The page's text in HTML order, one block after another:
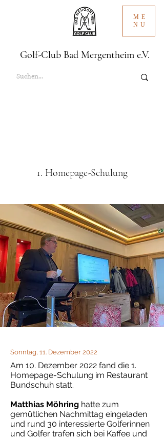
ME
NU
Golf-Club Bad Mergentheim e.V.
1. Homepage-Schulung
Sonntag, 11. Dezember 2022
Am 10. Dezember 2022 fand die 1.
Homepage-Schulung im Restaurant
Bundschuh statt.
Matthias Möhring hatte zum
gemütlichen Nachmittag eingeladen
und rund 30 interessierte Golferinnen
und Golfer trafen sich bei Kaffee und